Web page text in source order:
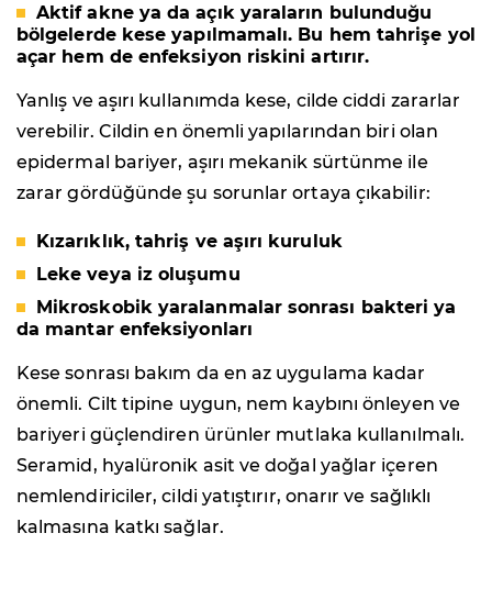
Aktif akne ya da açık yaraların bulunduğu
bölgelerde kese yapılmamalı. Bu hem tahrişe yol
açar hem de enfeksiyon riskini artırır.
Yanlış ve aşırı kullanımda kese, cilde ciddi zararlar
verebilir. Cildin en önemli yapılarından biri olan
epidermal bariyer, aşırı mekanik sürtünme ile
zarar gördüğünde şu sorunlar ortaya çıkabilir:
Kızarıklık, tahriş ve aşırı kuruluk
Leke veya iz oluşumu
Mikroskobik yaralanmalar sonrası bakteri ya
da mantar enfeksiyonları
Kese sonrası bakım da en az uygulama kadar
önemli. Cilt tipine uygun, nem kaybını önleyen ve
bariyeri güçlendiren ürünler mutlaka kullanılmalı.
Seramid, hyalüronik asit ve doğal yağlar içeren
nemlendiriciler, cildi yatıştırır, onarır ve sağlıklı
kalmasına katkı sağlar.